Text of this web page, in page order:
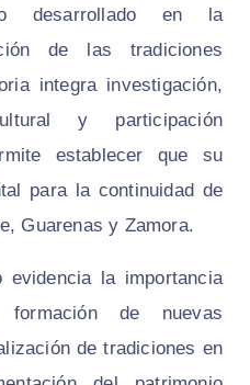
desarrollado en la
de las tradiciones
integra investigación,
y participación
establecer que su
para la continuidad de
Guarenas y Zamora.
la importancia
de nuevas
de tradiciones en